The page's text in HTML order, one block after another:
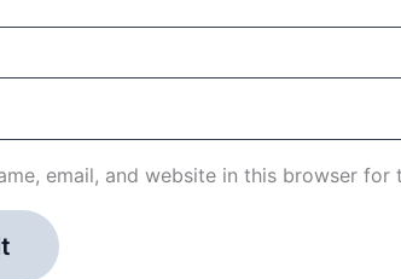
email, and website in this browser for